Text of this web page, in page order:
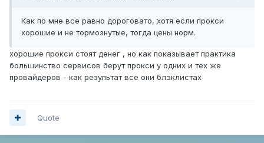
Как по мне все равно дороговато, хотя если прокси
хорошие и не тормознутые, тогда цены норм.
хорошие прокси стоят денег , но как показывает практика
большинство сервисов берут прокси у одних и тех же
провайдеров - как результат все они блэклистах
Quote